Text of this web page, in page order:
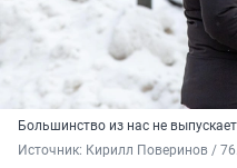
Большинство из нас не
Источник: Кирилл Поверинов /